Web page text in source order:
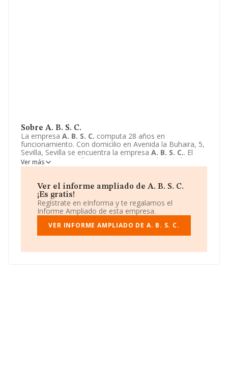
Sobre A. B. S. C.
La empresa A. B. S. C. computa 28 años en
funcionamiento. Con domicilio en Avenida la Buhaira, 5,
Sevilla, Sevilla se encuentra la empresa A. B. S. C.. El
CNAE que desarrolla es 5630 - Servicios de bebidas.
B. S. C.está definida como Sociedad civil.
Ver más
Ver el informe ampliado de A. B. S. C.
¡Es gratis!
Regístrate en eInforma y te regalamos el
Informe Ampliado de esta empresa.
VER INFORME AMPLIADO DE A. B. S. C.